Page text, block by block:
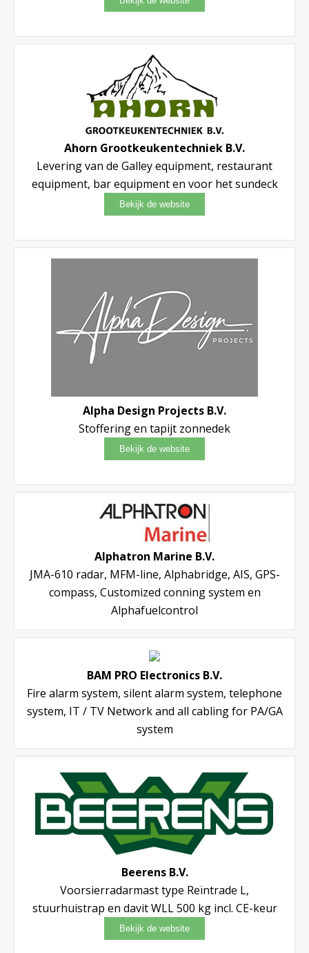
Ahorn Grootkeukentechniek B.V.
Levering van de Galley equipment, restaurant
equipment, bar equipment en voor het sundeck
Alpha Design Projects B.V.
Stoffering en tapijt zonnedek
Alphatron Marine B.V.
JMA-610 radar, MFM-line, Alphabridge, AIS, GPS-
compass, Customized conning system en
Alphafuelcontrol
BAM PRO Electronics B.V.
Fire alarm system, silent alarm system, telephone
system, IT / TV Network and all cabling for PA/GA
system
Beerens B.V.
Voorsierradarmast type Reïntrade L,
stuurhuistrap en davit WLL 500 kg incl. CE-keur